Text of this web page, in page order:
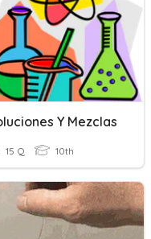
Y Mezclas
15 Q 10th